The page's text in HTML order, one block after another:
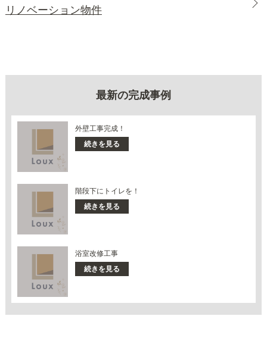
リノベーション物件
最新の完成事例
外壁工事完成！
続きを見る
階段下にトイレを！
続きを見る
浴室改修工事
続きを見る